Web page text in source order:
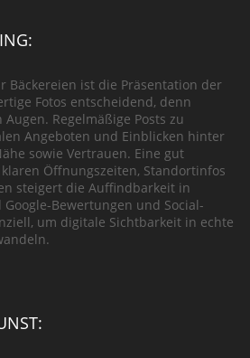
Bäckereien ist die Präsentation der
Fotos entscheidend, denn
Regelmäßige Posts zu
Angeboten und Einblicken hinter
sowie Vertrauen. Eine gut
Öffnungszeiten, Standortinfos
steigert die Auffindbarkeit in
Bewertungen und Social-
um digitale Sichtbarkeit in echte